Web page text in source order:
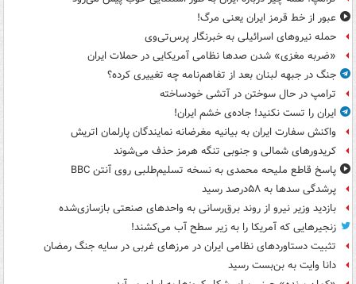
عبور از خط قرمز ایران یعنی مرگ!
حمله نیروهای اسرائیلی به خبرنگار پرس‌تی‌وی
«ضربه مغزی» شدن صدها نظامی آمریکایی در حملات ایران
جنگ در جبهه لبنان بعد از تفاهم‌نامه چه تغییری کرده؟
ترامپ در حال سوختن در آتشی خودساخته
ایران را تست نکنید! جاده‌ی خشم ایران!
واکنش سفارت ایران به بیانیه مغرضانه نمایندگان پارلمان اتریش
کریدورهای شمالی و جنوبی تنگه هرمز حذف می‌شوند
پاسخ قاطع ملیحه محمدی به نسخه تسلیم‌طلبی روی آنتن BBC
پرشدگی سدها به ۵۸درصد رسید
بازدید وزیر نیرو از روند برق‌رسانی به واحدهای صنعتی بازسازی‌شده
زنجیرهایی که آمریکا را به زیر سطح آب می‌کشند!
تثبیت دستاوردهای نظامی ایران در مرزهای غربی در سایه جنگ رمضان
دانا وایت به بن‌بست رسید